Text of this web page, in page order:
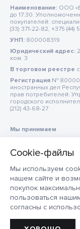
Мы используем
нашем сайте и
покупок
пользоваться
согласны с
Наименование: ООО
до 17:30.
покупателей:
(33) 371-22-82, +375
УНП: 800008319
Юридический адрес:
ком. 3
В торговом реестре
Регистрация №
иностранных дел
прав потребителей:
городского
(212) 43-68-27
Мы принимаем